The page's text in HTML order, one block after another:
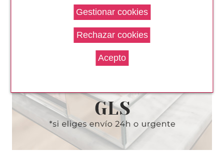
CAROLINA HERRERA
CAROLINA HERRERA 212 VIP
Pvr 98.00€ desde